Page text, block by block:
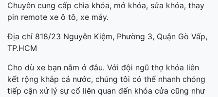
Chuyên cung cấp chìa khóa, mở khóa, sửa khóa, thay
pin remote xe ô tô, xe máy.
Địa chỉ 818/23 Nguyễn Kiệm, Phường 3, Quận Gò Vấp,
TP.HCM
Cho dù xe bạn nằm ở đâu. Với đội ngũ thợ khóa liên
kết rộng khắp cả nước, chúng tôi có thể nhanh chóng
tiếp cận xử lý sự cố liên quan đến khóa cửa cũng như